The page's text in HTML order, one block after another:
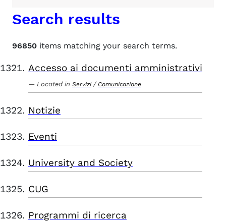
Search results
96850 items matching your search terms.
Accesso ai documenti amministrativi
Located in Servizi / Comunicazione
Notizie
Eventi
University and Society
CUG
Programmi di ricerca